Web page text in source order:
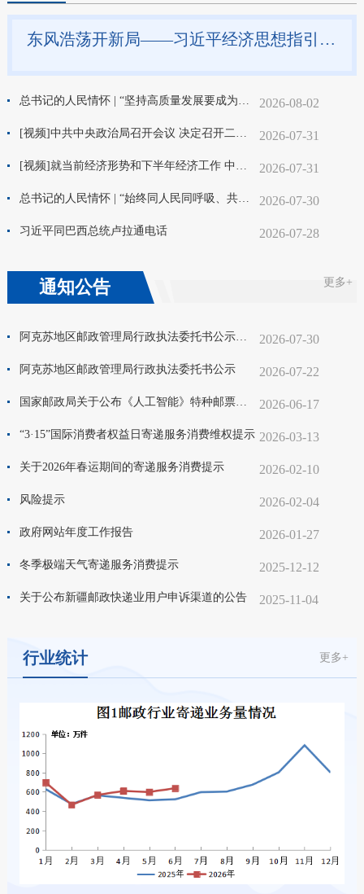
东风浩荡开新局——习近平经济思想指引中国经济高质量发展行稳致远
总书记的人民情怀 | “坚持高质量发展要成为领导干部政绩观的重要内容” 2026-08-02
[视频]中共中央政治局召开会议 决定召开二十届五中全会 分析研究当前经济形势和经济工作 中共中央总书记习近平主持会议 2026-07-31
[视频]就当前经济形势和下半年经济工作 中共中央召开党外人士座谈会 习近平主持并发表重要讲话 2026-07-31
总书记的人民情怀 | “始终同人民同呼吸、共命运、心连心” 2026-07-30
习近平同巴西总统卢拉通电话 2026-07-28
通知公告 更多+
阿克苏地区邮政管理局行政执法委托书公示（第二期） 2026-07-30
阿克苏地区邮政管理局行政执法委托书公示 2026-07-22
国家邮政局关于公布《人工智能》特种邮票计划发行数量及仿印审批目录的通告 2026-06-17
“3·15”国际消费者权益日寄递服务消费维权提示 2026-03-13
关于2026年春运期间的寄递服务消费提示 2026-02-10
风险提示 2026-02-04
政府网站年度工作报告 2026-01-27
冬季极端天气寄递服务消费提示 2025-12-12
关于公布新疆邮政快递业用户申诉渠道的公告 2025-11-04
行业统计 更多+